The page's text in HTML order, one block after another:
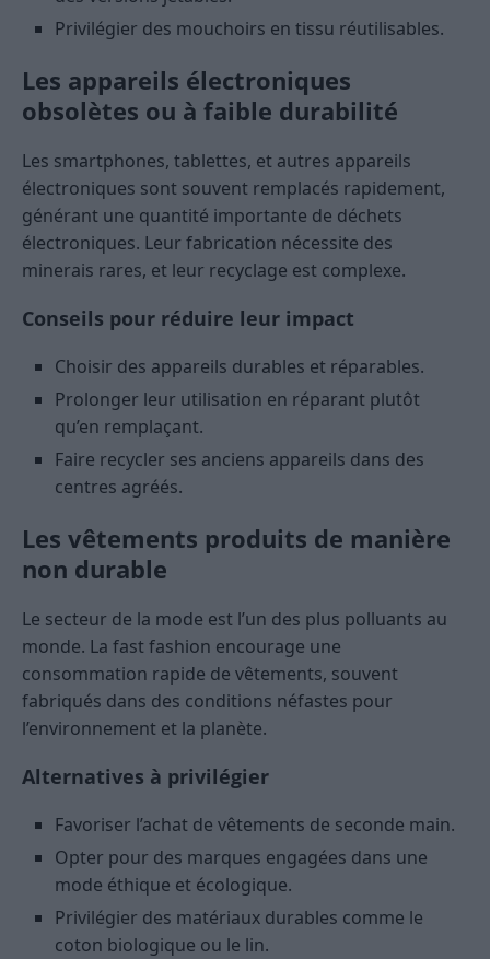
Privilégier des mouchoirs en tissu réutilisables.
Les appareils électroniques
obsolètes ou à faible durabilité
Les smartphones, tablettes, et autres appareils
électroniques sont souvent remplacés rapidement,
générant une quantité importante de déchets
électroniques. Leur fabrication nécessite des
minerais rares, et leur recyclage est complexe.
Conseils pour réduire leur impact
Choisir des appareils durables et réparables.
Prolonger leur utilisation en réparant plutôt
qu’en remplaçant.
Faire recycler ses anciens appareils dans des
centres agréés.
Les vêtements produits de manière
non durable
Le secteur de la mode est l’un des plus polluants au
monde. La fast fashion encourage une
consommation rapide de vêtements, souvent
fabriqués dans des conditions néfastes pour
l’environnement et la planète.
Alternatives à privilégier
Favoriser l’achat de vêtements de seconde main.
Opter pour des marques engagées dans une
mode éthique et écologique.
Privilégier des matériaux durables comme le
coton biologique ou le lin.